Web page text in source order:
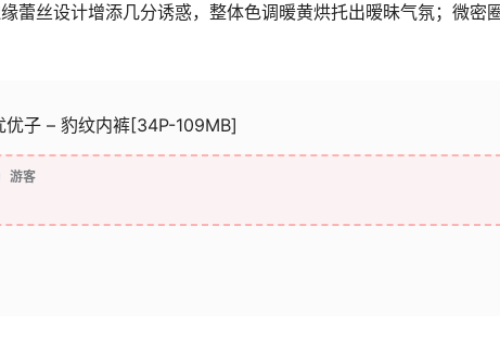
蕾丝设计增添几分诱惑，整体色调暖黄烘托出暧昧气氛；微密
优子 – 豹纹内裤[34P-109MB]
游客